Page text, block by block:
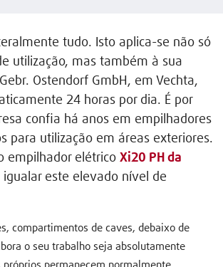
tudo. Isto aplica-se não só
utilização, mas também à sua
Ostendorf GmbH, em Vechta,
24 horas por dia. É por
confia há anos em empilhadores
para utilização em áreas exteriores.
empilhador elétricoXi20 PH da
igualar este elevado nível de
compartimentos de caves, debaixo de
o seu trabalho seja absolutamente